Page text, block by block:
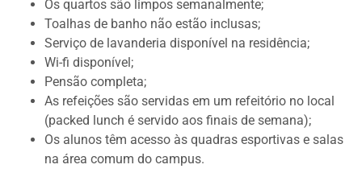
Os quartos são limpos semanalmente;
Toalhas de banho não estão inclusas;
Serviço de lavanderia disponível na residência;
Wi-fi disponível;
Pensão completa;
As refeições são servidas em um refeitório no local
(packed lunch é servido aos finais de semana);
Os alunos têm acesso às quadras esportivas e salas
na área comum do campus.